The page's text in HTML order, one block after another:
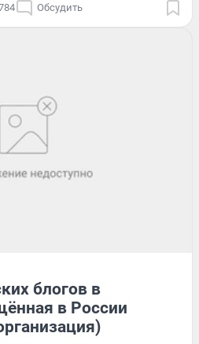
Обсудить
блогов в
в России